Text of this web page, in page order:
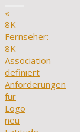
«
8K-
Fernseher:
8K
Association
definiert
Anforderungen
für
Logo
neu